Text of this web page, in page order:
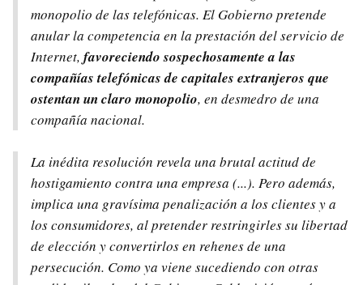
monopolio de las telefónicas. El Gobierno pretende
anular la competencia en la prestación del servicio de
Internet, favoreciendo sospechosamente a las
compañías telefónicas de capitales extranjeros que
ostentan un claro monopolio, en desmedro de una
compañía nacional.
La inédita resolución revela una brutal actitud de
hostigamiento contra una empresa (...). Pero además,
implica una gravísima penalización a los clientes y a
los consumidores, al pretender restringirles su libertad
de elección y convertirlos en rehenes de una
persecución. Como ya viene sucediendo con otras